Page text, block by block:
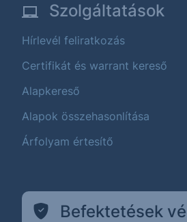
Szolgáltatások
Hírlevél feliratkozás
Certifikát és warrant kereső
Alapkereső
Alapok összehasonlítása
Árfolyam értesítő
Befektetések